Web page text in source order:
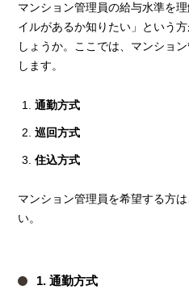
マンション管理員の給与水準を
イルがあるか知りたい」という
しょうか。ここでは、マンショ
します。
通勤方式
巡回方式
住込方式
マンション管理員を希望する方
い。
1. 通勤方式